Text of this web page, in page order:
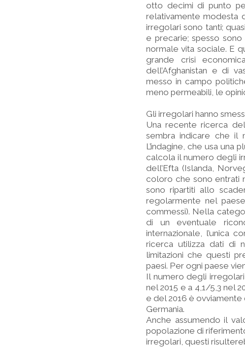
otto decimi di punto
relativamente modesta
irregolari sono tanti;
e precarie; spesso
normale vita sociale. E
grande crisi
dell’Afghanistan e di
messo in campo
meno permeabili, le
Gli irregolari hanno
Una recente ricerca
sembra indicare che il
L’indagine, che usa una
calcola il numero degli
dell’Efta (Islanda,
coloro che sono entrati
sono ripartiti allo
regolarmente nel
commessi). Nella
di un eventuale
internazionale, l’unica
ricerca utilizza dati di
limitazioni che questi
paesi. Per ogni paese
Il numero degli
nel 2015 e a 4,1/5,3 nel
e del 2016 è ovviamente
Germania.
Anche assumendo il
popolazione di
irregolari, questi